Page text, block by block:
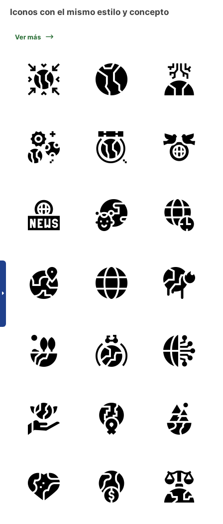
Iconos con el mismo estilo y concepto
Ver más